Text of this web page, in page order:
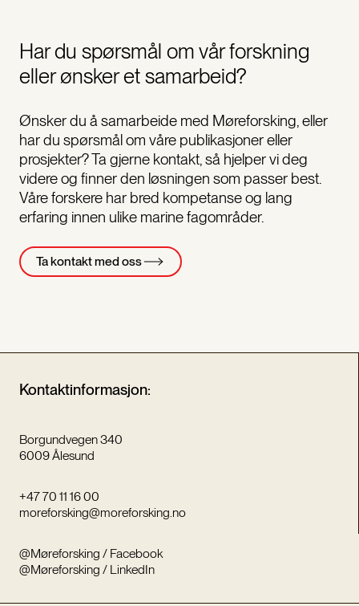
Har du spørsmål om vår forskning
eller ønsker et samarbeid?
Ønsker du å samarbeide med Møreforsking, eller
har du spørsmål om våre publikasjoner eller
prosjekter? Ta gjerne kontakt, så hjelper vi deg
videre og finner den løsningen som passer best.
Våre forskere har bred kompetanse og lang
erfaring innen ulike marine fagområder.
Ta kontakt med oss
Kontaktinformasjon:
Borgundvegen 340
6009 Ålesund
+47 70 11 16 00
moreforsking@moreforsking.no
@Møreforsking / Facebook
@Møreforsking / LinkedIn